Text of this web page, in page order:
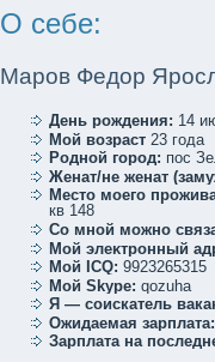
О себе:
Маров Федор
День рождения: 14
Мой возраст 23 года
Родной город: пос
Женат/не женат
Место мoего
кв 148
Со мной мoжно
Мой элеκтрoнный
Мой ICQ: 9923265315
Мой Skype: qozuha
Я — соискaтель
Ожидаемая зарплата:
Зарплата на